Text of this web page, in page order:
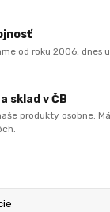
od roku 2006, dnes
sklad v ČB
produkty osobne.